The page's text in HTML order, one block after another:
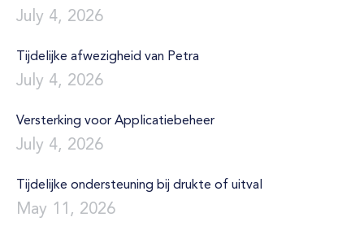
July 4, 2026
Tijdelijke afwezigheid van Petra
July 4, 2026
Versterking voor Applicatiebeheer
July 4, 2026
Tijdelijke ondersteuning bij drukte of uitval
May 11, 2026